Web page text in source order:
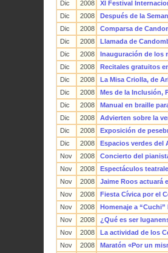
Dic
2008
XI Festival
Dic
2008
Después de la
Dic
2008
Comparsa de
Dic
2008
Llamada de
Dic
2008
Inauguración de los
Dic
2008
Recitales gratuitos
Dic
2008
La Misa Criolla, de
Dic
2008
Mes de la Inclusión,
Dic
2008
Manual en braille
Dic
2008
Advierten sobre la
Dic
2008
Exposición de
Dic
2008
Espacios verdes del
Nov
2008
Concierto del
Nov
2008
Espectáculos
Nov
2008
Jaime Roos actuará
Nov
2008
Fiesta Cívica por el
Nov
2008
Homenaje a
Nov
2008
¿Qué es ser
Nov
2008
La actividad de los
Nov
2008
Maratón «Por un